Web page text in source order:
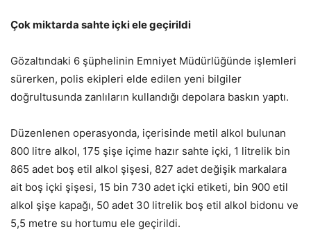
Çok miktarda sahte içki ele geçirildi
Gözaltındaki 6 şüphelinin Emniyet Müdürlüğünde işlemleri
sürerken, polis ekipleri elde edilen yeni bilgiler
doğrultusunda zanlıların kullandığı depolara baskın yaptı.
Düzenlenen operasyonda, içerisinde metil alkol bulunan
800 litre alkol, 175 şişe içime hazır sahte içki, 1 litrelik bin
865 adet boş etil alkol şişesi, 827 adet değişik markalara
ait boş içki şişesi, 15 bin 730 adet içki etiketi, bin 900 etil
alkol şişe kapağı, 50 adet 30 litrelik boş etil alkol bidonu ve
5,5 metre su hortumu ele geçirildi.